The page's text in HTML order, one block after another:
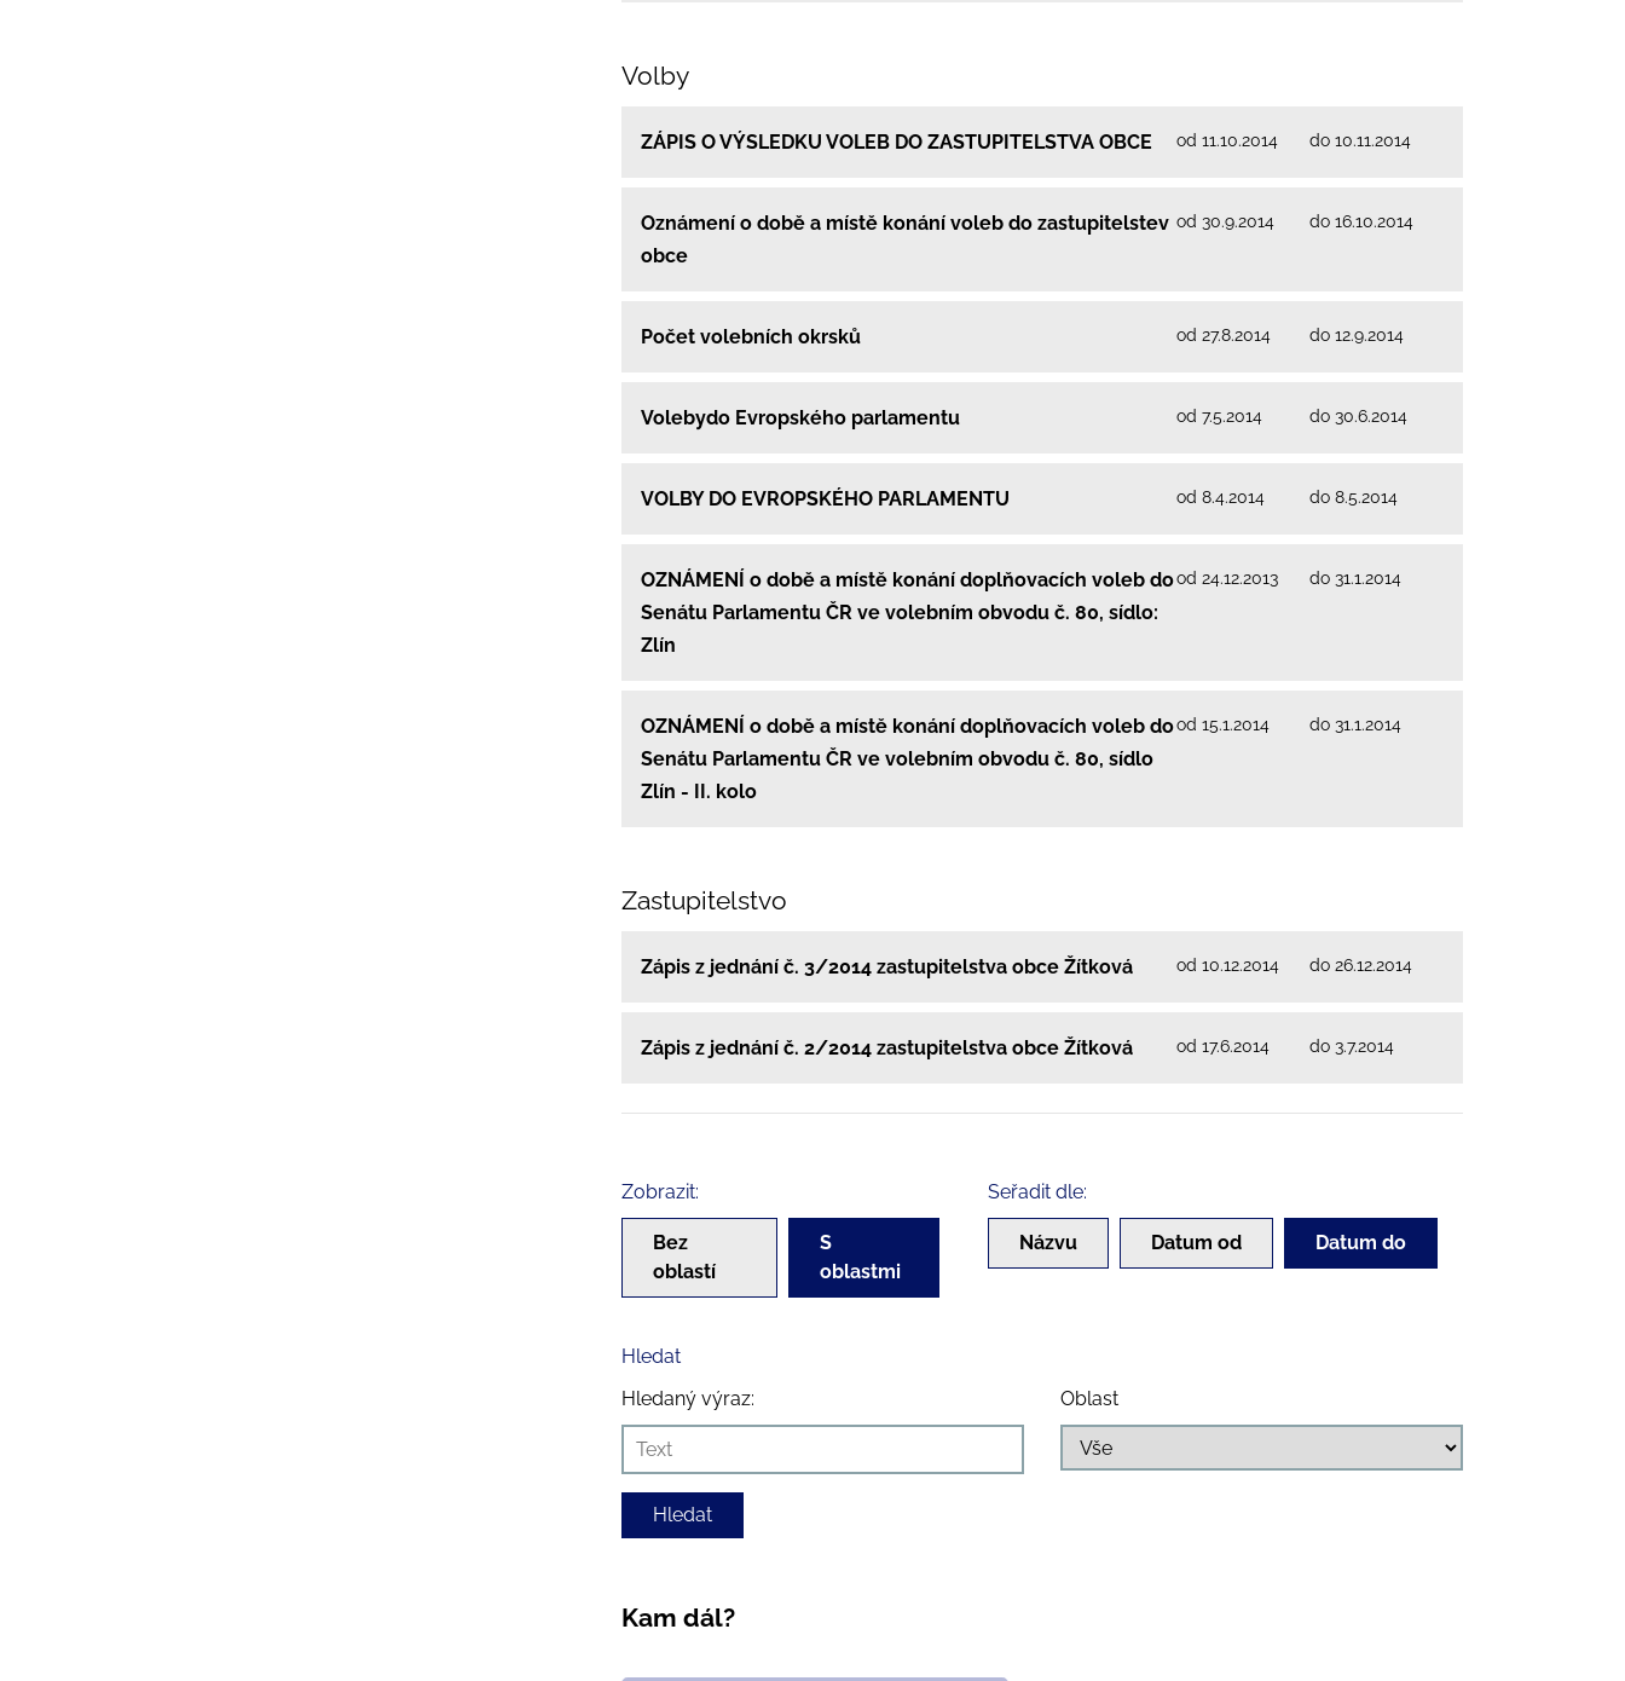
Volby
ZÁPIS O VÝSLEDKU VOLEB DO ZASTUPITELSTVA OBCE od 11.10.2014 do 10.11.2014
Oznámení o době a místě konání voleb do zastupitelstev
obce
od 30.9.2014 do 16.10.2014
Počet volebních okrsků od 27.8.2014 do 12.9.2014
Volebydo Evropského parlamentu od 7.5.2014 do 30.6.2014
VOLBY DO EVROPSKÉHO PARLAMENTU od 8.4.2014 do 8.5.2014
OZNÁMENÍ o době a místě konání doplňovacích voleb do
Senátu Parlamentu ČR ve volebním obvodu č. 80, sídlo:
Zlín
od 24.12.2013 do 31.1.2014
OZNÁMENÍ o době a místě konání doplňovacích voleb do
Senátu Parlamentu ČR ve volebním obvodu č. 80, sídlo
Zlín - II. kolo
od 15.1.2014 do 31.1.2014
Zastupitelstvo
Zápis z jednání č. 3/2014 zastupitelstva obce Žítková od 10.12.2014 do 26.12.2014
Zápis z jednání č. 2/2014 zastupitelstva obce Žítková od 17.6.2014 do 3.7.2014
Zobrazit:
Bez
oblastí
S
oblastmi
Seřadit dle:
Názvu Datum od Datum do
Hledat
Hledaný výraz:
Oblast
Kam dál?